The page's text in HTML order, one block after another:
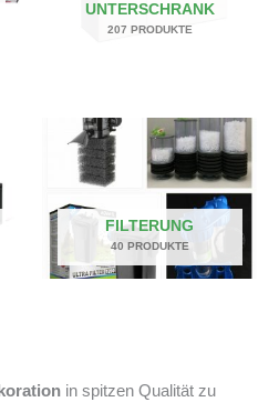
UNTERSCHRANK
207 PRODUKTE
FILTERUNG
40 PRODUKTE
in spitzen Qualität zu